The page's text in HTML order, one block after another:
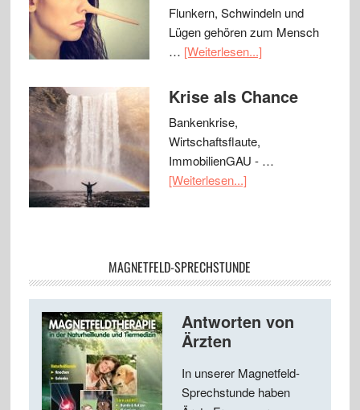
Flunkern, Schwindeln und
Lügen gehören zum Mensch
… [Weiterlesen...]
Krise als Chance
Bankenkrise,
Wirtschaftsflaute,
ImmobilienGAU - …
[Weiterlesen...]
MAGNETFELD-SPRECHSTUNDE
Antworten von
Ärzten
In unserer Magnetfeld-
Sprechstunde haben